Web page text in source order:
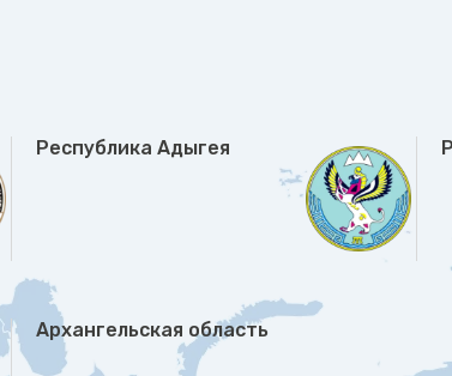
Республика Адыгея
Архангельская область